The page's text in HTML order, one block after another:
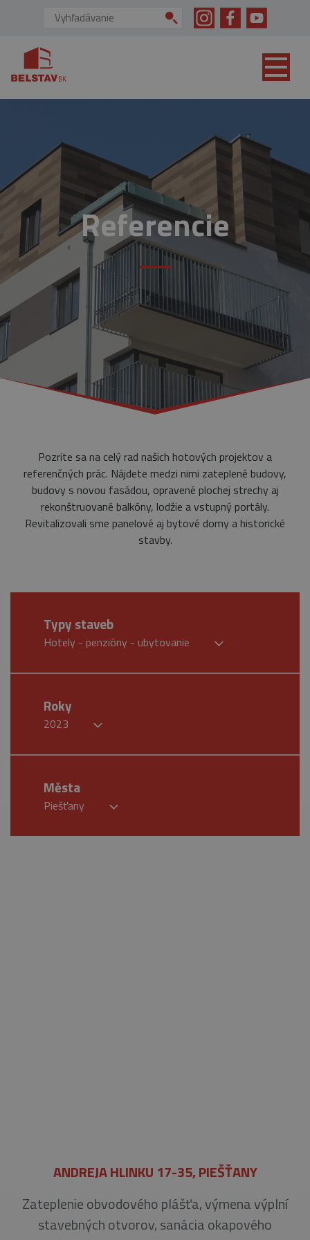
Vyhľadávanie:
Referencie
Pozrite sa na celý rad našich hotových projektov a
referenčných prác. Nájdete medzi nimi zateplené budovy,
budovy s novou fasádou, opravené plochej strechy aj
rekonštruované balkóny, lodžie a vstupný portály.
Revitalizovali sme panelové aj bytové domy a historické
stavby.
Typy staveb
Hotely - penzióny - ubytovanie
Roky
2023
Města
Piešťany
ANDREJA HLINKU 17-35, PIEŠŤANY
Zateplenie obvodového plášťa, výmena výplní
stavebných otvorov, sanácia okapového